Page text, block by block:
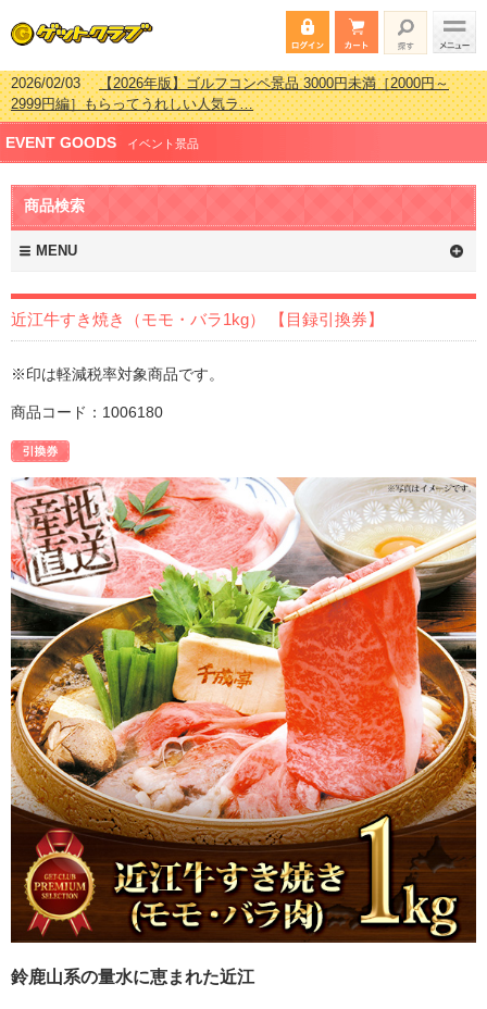
2026/02/03【2026年版】ゴルフコンペ景品 3000円未満［2000円～
2999円編］もらってうれしい人気ラ…
2026/07/15【2026年版】ビンゴゲーム景品おすすめ金額別人気ランキ
ング 更新しました！
2026/04/03【2026年版】ゴルフコンペ景品 3000円未満［2000円～
2999円編］もらってうれしい人気ラ…
2026/02/16
新しました！
EVENT GOODS イベント景品
商品検索
MENU
近江牛すき焼き（モモ・バラ1kg） 【目録引換券】
※印は軽減税率対象商品です。
商品コード：1006180
鈴鹿山系の量水に恵まれた近江